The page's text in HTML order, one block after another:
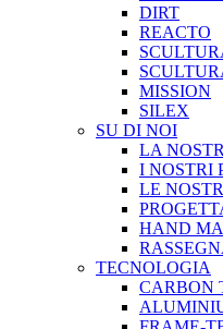
DIRT
REACTO
MISSION
SILEX
SU DI NOI
LA
I NOSTRI
LE
HAND
TECNOLOGIA
CARBON